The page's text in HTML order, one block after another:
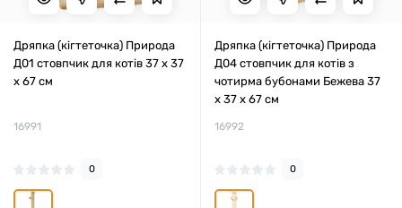
Дряпка (кігтеточка) Природа
Д01 стовпчик для котів 37 х 37
х 67 см
16991
0
Дряпка (кігтеточка) Природа
Д04 стовпчик для котів з
чотирма бубонами Бежева 37
х 37 х 67 см
16992
0